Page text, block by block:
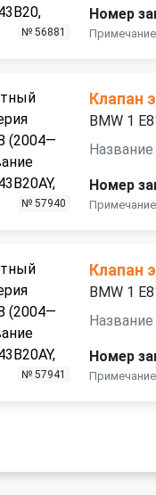
№ 56881
Номер
№ 57940
Клапан
BMW 1
Название
Номер
№ 57941
Клапан
BMW 1
Название
Номер